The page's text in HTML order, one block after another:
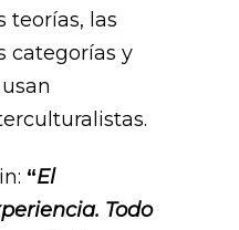
teorías, las
categorías y
“El
Todo